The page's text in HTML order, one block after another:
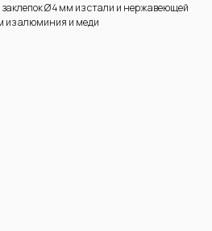
Ø 4 мм из стали и нержавеющей
из алюминия и меди